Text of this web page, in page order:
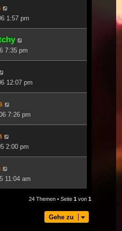
1:57 pm
7:35 pm
12:07 pm
7:26 pm
2:00 pm
11:04 am
24 Themen • Seite 1 von 1
Gehe zu